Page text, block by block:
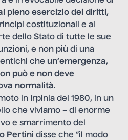
pieno esercizio dei diritti,
costituzionali e al
dello Stato di tutte le sue
e non più di una
che un’emergenza,
può e non deve
normalità.
in Irpinia del 1980, in un
che viviamo – di enorme
e smarrimento del
Pertini disse che “il modo